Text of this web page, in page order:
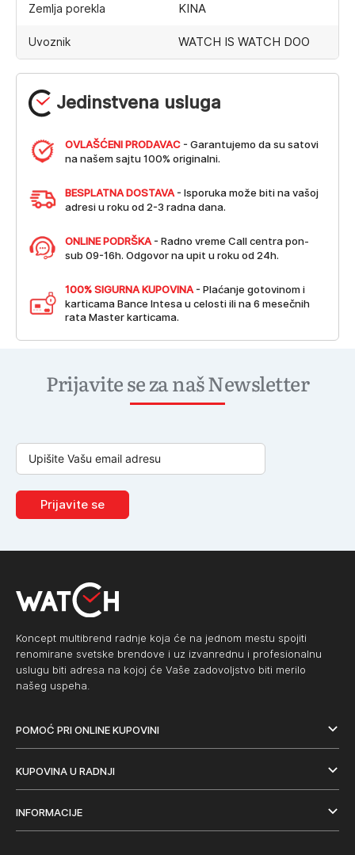
Jedinstvena usluga
OVLAŠĆENI PRODAVAC - Garantujemo da su satovi
na našem sajtu 100% originalni.
BESPLATNA DOSTAVA - Isporuka može biti na vašoj
adresi u roku od 2-3 radna dana.
ONLINE PODRŠKA - Radno vreme Call centra pon-
sub 09-16h. Odgovor na upit u roku od 24h.
100% SIGURNA KUPOVINA - Plaćanje gotovinom i
karticama Bance Intesa u celosti ili na 6 mesečnih
rata Master karticama.
Zemlja porekla KINA
Uvoznik WATCH IS WATCH DOO
Prijavite se za naš Newsletter
Prijavite se
Koncept multibrend radnje koja će na jednom mestu spojiti
renomirane svetske brendove i uz izvanrednu i profesionalnu
uslugu biti adresa na kojoj će Vaše zadovoljstvo biti merilo
našeg uspeha.
POMOĆ PRI ONLINE KUPOVINI
KUPOVINA U RADNJI
INFORMACIJE